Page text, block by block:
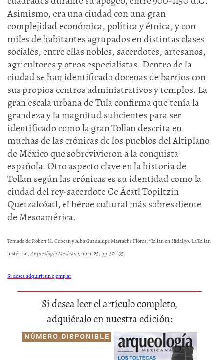
Asimismo, era una ciudad con una gran
complejidad económica, política y étnica, y con
miles de habitantes agrupados en distintas clases
sociales, entre ellas nobles, sacerdotes, artesanos,
agricultores y otros especialistas. Dentro de la
ciudad se han identificado docenas de barrios con
sus propios centros administrativos y templos. La
gran escala urbana de Tula confirma que tenía la
grandeza y la magnitud suficientes para ser
identificado como la gran Tollan descrita en
muchas de las crónicas de los pueblos del Altiplano
de México que sobrevivieron a la conquista
española. Otro aspecto clave en la historia de
Tollan según las crónicas es su identidad como la
ciudad del rey-sacerdote Ce Ácatl Topiltzin
Quetzalcóatl, el héroe cultural más sobresaliente
de Mesoamérica.
Tomado de Robert H. Cobean y Alba Guadalupe Mastache Flores, “Tollan en Hidalgo. La Tollan
histórica”,Arqueología Mexicana, núm. 85, pp. 30 - 35.
Si desea adquirir un ejemplar
Si desea leer el artículo completo,
adquiéralo en nuestra edición:
NÚMERO DISPONIBLE